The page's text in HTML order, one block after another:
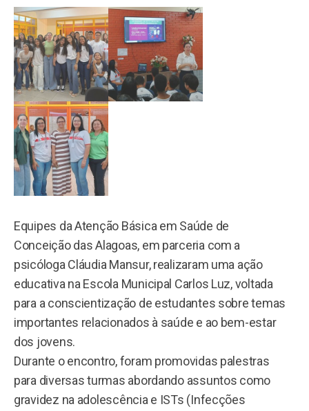
Equipes da Atenção Básica em Saúde de
Conceição das Alagoas, em parceria com a
psicóloga Cláudia Mansur, realizaram uma ação
educativa na Escola Municipal Carlos Luz, voltada
para a conscientização de estudantes sobre temas
importantes relacionados à saúde e ao bem-estar
dos jovens.
Durante o encontro, foram promovidas palestras
para diversas turmas abordando assuntos como
gravidez na adolescência e ISTs (Infecções